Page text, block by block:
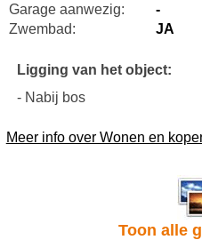
Garage aanwezig:
-
Zwembad:
JA
Ligging van het object:
- Nabij bos
Meer info over Wonen en
Toon alle